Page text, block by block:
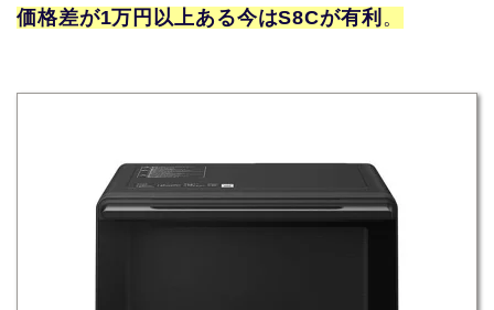
価格差が1万円以上ある今はS8Cが有利 。